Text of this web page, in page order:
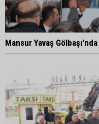
Mansur Yavaş Gölbaşı'nda